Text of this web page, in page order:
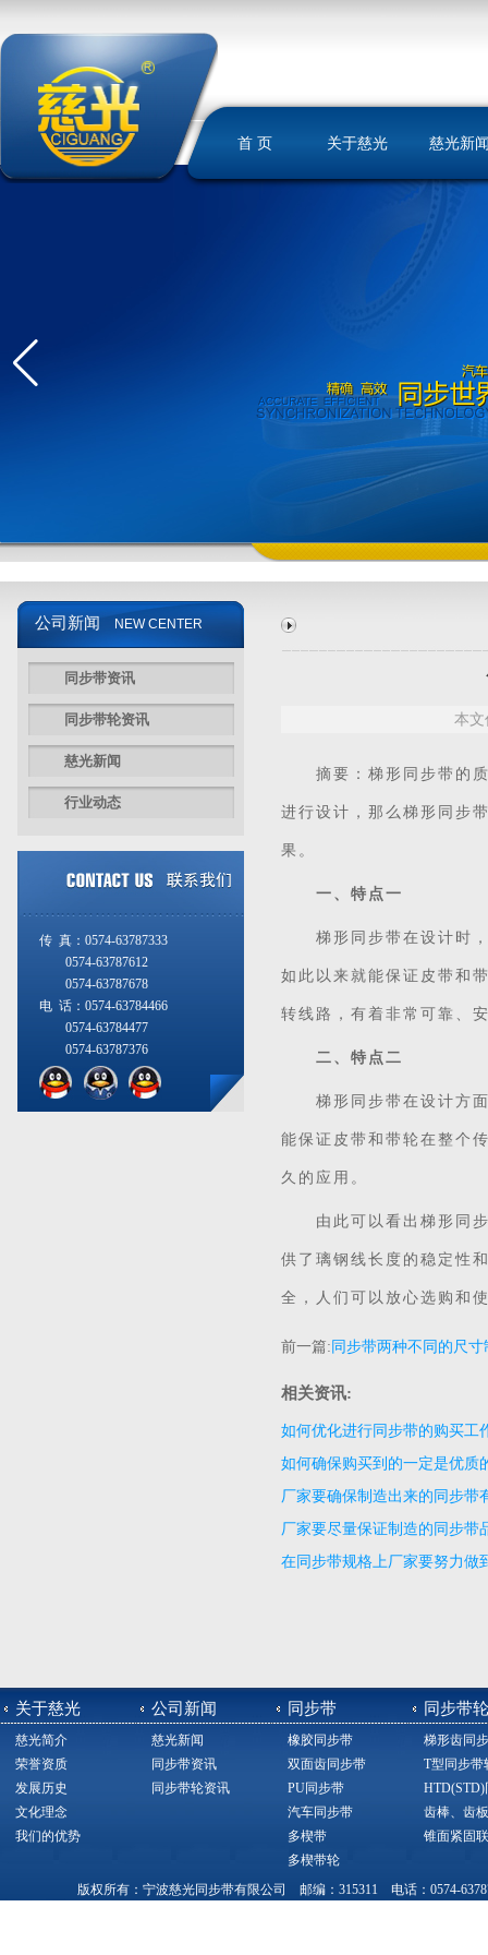
首 页 关于慈光 慈光新
公司新闻 NEW CENTER
同步带资讯
同步带轮资讯
慈光新闻
行业动态
传 真：0574-63787333
0574-63787612
0574-63787678
电 话：0574-63784466
0574-63784477
0574-63787376
本
摘要：梯形 同步带 的
进行设计，那么梯形同步
果。
一、特点一
梯形同步带在设计时，
如此以来就能保证皮带和
转线路，有着非常可靠、
二、特点二
梯形同步带在设计方面
能保证皮带和带轮在整个
久的应用。
由此可以看出梯形同步
供了璃钢线长度的稳定性
全，人们可以放心选购和
前一篇: 同步带两种不同的尺
相关资讯:
如何优化进行同步带的购买工
如何确保购买到的一定是优质
厂家要确保制造出来的同步带
厂家要尽量保证制造的同步带
在同步带规格上厂家要努力做
关于慈光
慈光简介
荣誉资质
发展历史
文化理念
我们的优势
公司新闻
慈光新闻
同步带资讯
同步带轮资讯
同步带
橡胶同步带
双面齿同步带
PU同步带
汽车同步带
多楔带
多楔带轮
同步带轮
梯形齿同
T型同步带
齿棒、齿板
锥面紧固
版权所有：宁波慈光同步带有限公司 邮编：315311 电话：0574-